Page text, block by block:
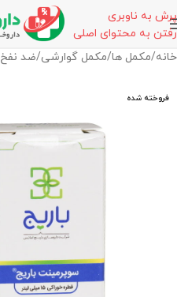
پرش به ناوبری
رفتن به محتوای اصلی
خانه/مکمل ها/مکمل گوارشی/ضد نفخ
فروخته شده